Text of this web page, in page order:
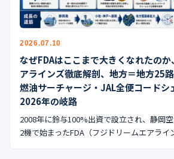
2026.07.10
なぜFDAはここまで大きくなれたの
アラインズ徹底解剖、地方＝地方25
燃油サーチャージ・JAL全便コードシ
2026年の岐路
2008年に鈴与100%出資で設立され、静岡
2機で始まったFDA（フジドリームエアラ